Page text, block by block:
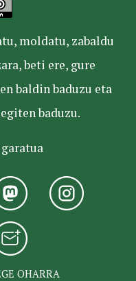
moldatu, zabaldu
beti ere, gure
baldin baduzu eta
baduzu.
OHARRA